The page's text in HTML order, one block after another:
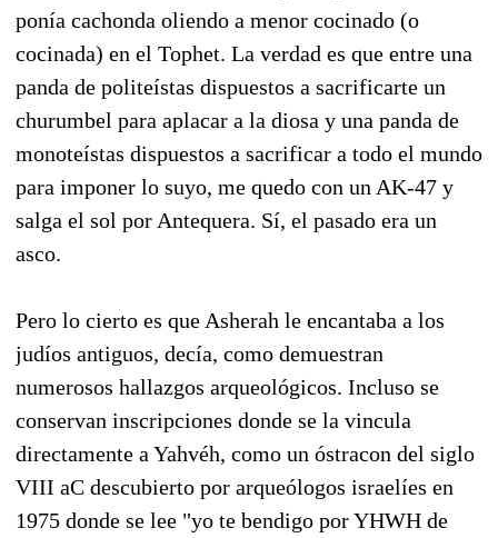
ponía cachonda oliendo a menor cocinado (o
cocinada) en el Tophet. La verdad es que entre una
panda de politeístas dispuestos a sacrificarte un
churumbel para aplacar a la diosa y una panda de
monoteístas dispuestos a sacrificar a todo el mundo
para imponer lo suyo, me quedo con un AK-47 y
salga el sol por Antequera. Sí, el pasado era un
asco.
Pero lo cierto es que Asherah le encantaba a los
judíos antiguos, decía, como demuestran
numerosos hallazgos arqueológicos. Incluso se
conservan inscripciones donde se la vincula
directamente a Yahvéh, como un óstracon del siglo
VIII aC descubierto por arqueólogos israelíes en
1975 donde se lee "yo te bendigo por YHWH de